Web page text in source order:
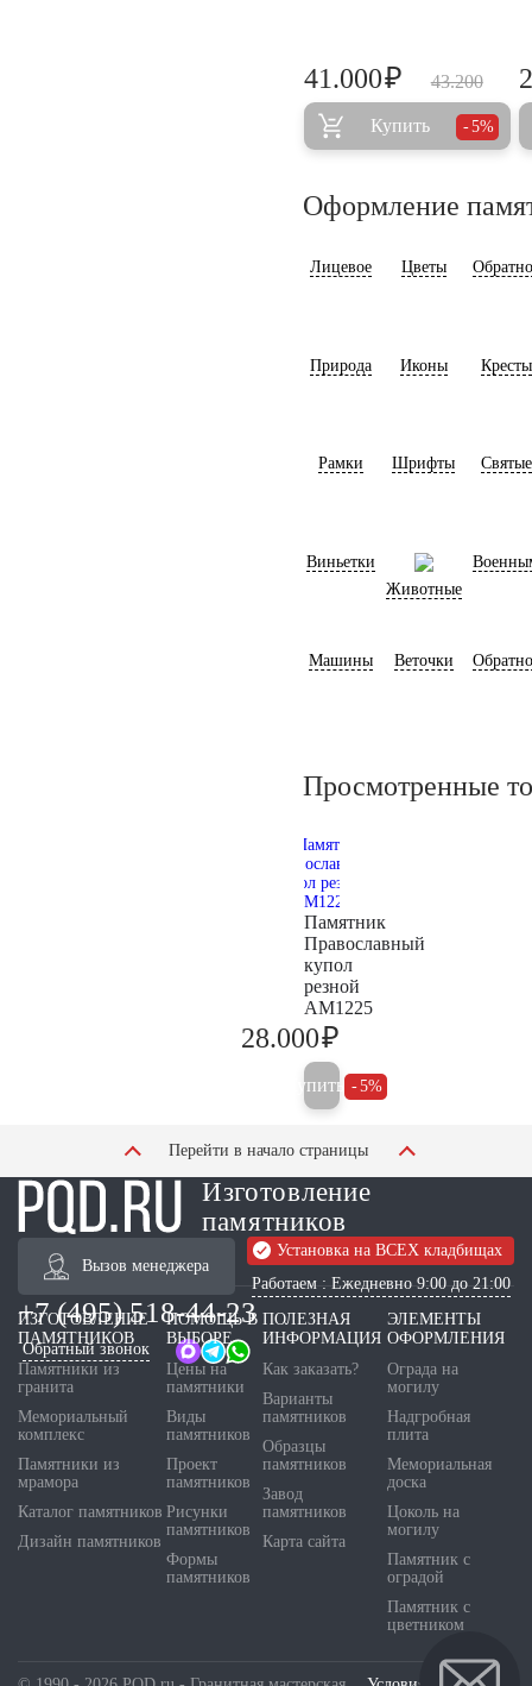
43.200
41.000₽
Купить 5%
Оформление
Лицевое Цветы
Природа Иконы Кресты
Рамки Шрифты Святые
Виньетки
Животные
Машины Веточки
Просмотренные
Памятник
Православный
купол
резной
AM1225
28.000₽
Купить 5%
Перейти в начало страницы
Изготовление
памятников
Вызов менеджера
Установка на ВСЕХ кладбищах
Работаем : Ежедневно 9:00 до 21:00
+7 (495) 518-44-23
Обратный звонок
ИЗГОТОВЛЕНИЕ
ПАМЯТНИКОВ
Памятники из
гранита
Мемориальный
комплекс
Памятники из
мрамора
Каталог памятников
Дизайн памятников
ПОМОЩЬ В
ВЫБОРЕ
Цены на
памятники
Виды
памятников
Проект
памятников
Рисунки
памятников
Формы
памятников
ПОЛЕЗНАЯ
ИНФОРМАЦИЯ
Как заказать?
Варианты
памятников
Образцы
памятников
Завод
памятников
Карта сайта
ЭЛЕМЕНТЫ
ОФОРМЛЕНИЯ
Ограда на
могилу
Надгробная
плита
Мемориальная
доска
Цоколь на
могилу
Памятник с
оградой
Памятник с
цветником